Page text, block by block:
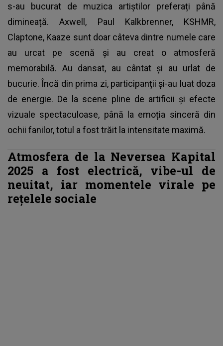
s-au bucurat de muzica artiștilor preferați până
dimineață. Axwell, Paul Kalkbrenner, KSHMR,
Claptone, Kaaze sunt doar câteva dintre numele care
au urcat pe scenă și au creat o atmosferă
memorabilă. Au dansat, au cântat și au urlat de
bucurie. Încă din prima zi, participanții și-au luat doza
de energie. De la scene pline de artificii și efecte
vizuale spectaculoase, până la emoția sinceră din
ochii fanilor, totul a fost trăit la intensitate maximă.
Atmosfera de la Neversea Kapital
2025 a fost electrică, vibe-ul de
neuitat, iar momentele virale pe
rețelele sociale